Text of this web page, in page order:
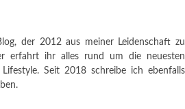
der 2012 aus meiner Leidenschaft zu
erfahrt ihr alles rund um die neuesten
Lifestyle. Seit 2018 schreibe ich ebenfalls